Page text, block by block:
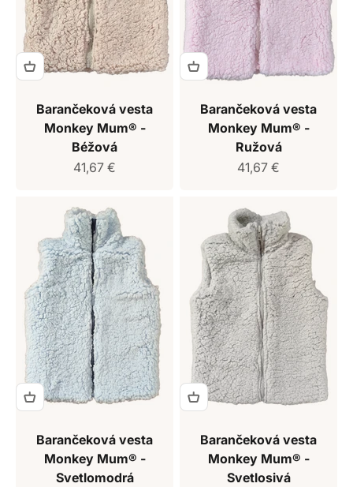
Barančeková vesta
Monkey Mum® -
Béžová
Predajná cena
41,67 €
Barančeková vesta
Monkey Mum® -
Ružová
Predajná cena
41,67 €
Barančeková vesta
Monkey Mum® -
Svetlomodrá
Barančeková vesta
Monkey Mum® -
Svetlosivá